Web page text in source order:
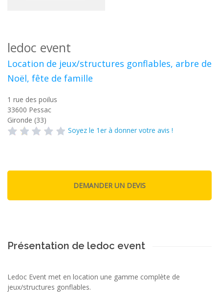
ledoc event
Location de jeux/structures gonflables, arbre de
Noël, fête de famille
1 rue des poilus
33600 Pessac
Gironde (33)
Soyez le 1er à donner votre avis !
Présentation de ledoc event
Ledoc Event met en location une gamme complète de
jeux/structures gonflables.